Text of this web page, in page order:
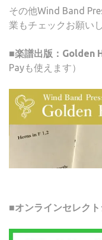
その他Wind Band
業もチェックお願い
■楽譜出版：Golden
Payも使えます）
■オンラインセレク